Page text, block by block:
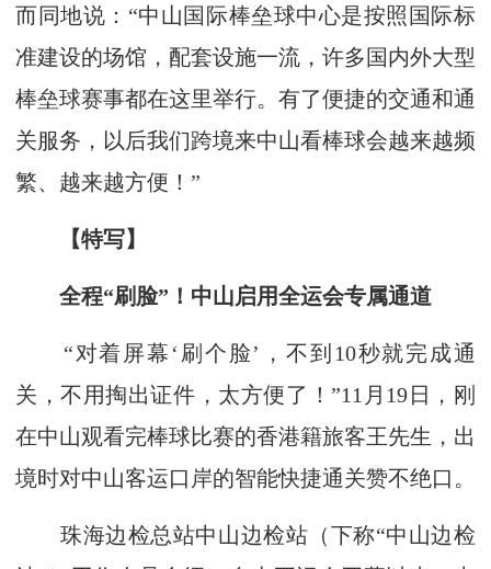
而同地说：“中山国际棒垒球中心是按照国际标
准建设的场馆，配套设施一流，许多国内外大型
棒垒球赛事都在这里举行。有了便捷的交通和通
关服务，以后我们跨境来中山看棒球会越来越频
繁、越来越方便！”
【特写】
全程“刷脸”！中山启用全运会专属通道
“对着屏幕‘刷个脸’，不到10秒就完成通
关，不用掏出证件，太方便了！”11月19日，刚
在中山观看完棒球比赛的香港籍旅客王先生，出
境时对中山客运口岸的智能快捷通关赞不绝口。
珠海边检总站中山边检站（下称“中山边检